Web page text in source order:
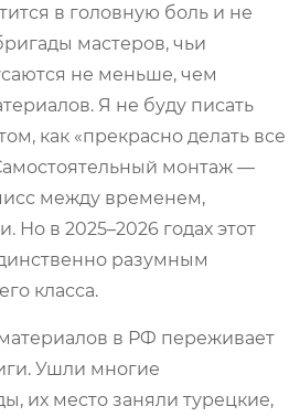
в головную боль и не
мастеров, чьи
не меньше, чем
Я не буду писать
как «прекрасно делать все
монтаж —
между временем,
Но в 2025–2026 годах этот
разумным
класса.
в РФ переживает
Ушли многие
их место заняли турецкие,